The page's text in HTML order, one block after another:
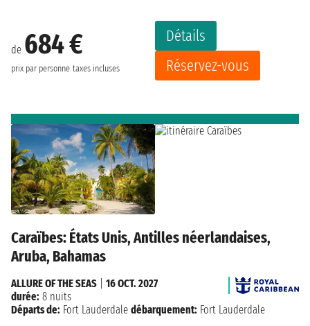
de 684 €
prix par personne taxes incluses
Détails
Réservez-vous
Caraïbes: États Unis, Antilles néerlandaises,
Aruba, Bahamas
ALLURE OF THE SEAS
16 OCT. 2027
durée: 8 nuits
Départs de: Fort Lauderdale débarquement: Fort Lauderdale